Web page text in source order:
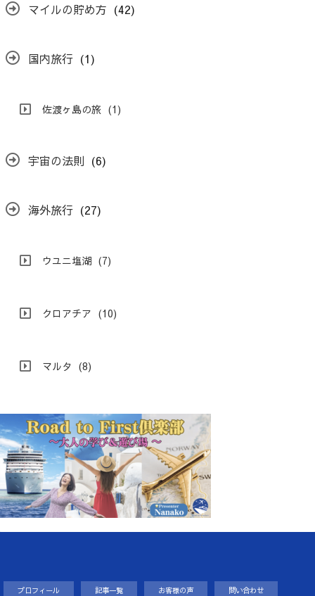
マイルの貯め方 (42)
国内旅行 (1)
佐渡ヶ島の旅 (1)
宇宙の法則 (6)
海外旅行 (27)
ウユニ塩湖 (7)
クロアチア (10)
マルタ (8)
プロフィール 記事一覧 お客様の声 問い合わせ